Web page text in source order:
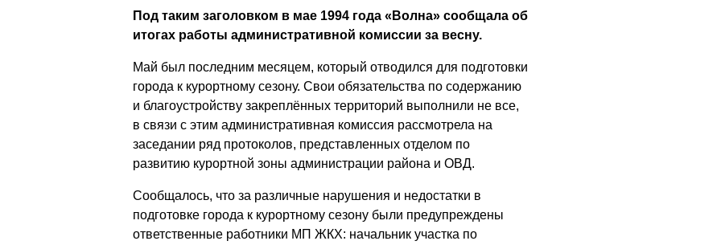
Под таким заголовком в мае 1994 года «Волна» сообщала об
итогах работы административной комиссии за весну.
Май был последним месяцем, который отводился для подготовки
города к курортному сезону. Свои обязательства по содержанию
и благоустройству закреплённых территорий выполнили не все,
в связи с этим административная комиссия рассмотрела на
заседании ряд протоколов, представленных отделом по
развитию курортной зоны администрации района и ОВД.
Сообщалось, что за различные нарушения и недостатки в
подготовке города к курортному сезону были предупреждены
ответственные работники МП ЖКХ: начальник участка по